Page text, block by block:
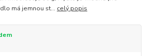
má jemnou st... celý popis